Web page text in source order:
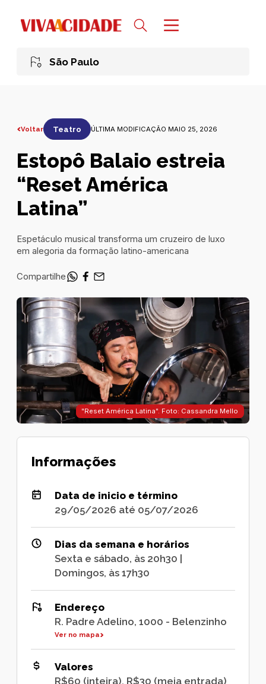
São Paulo
Voltar Teatro ÚLTIMA MODIFICAÇÃO MAIO 25, 2026
Estopô Balaio estreia
“Reset América
Latina”
Espetáculo musical transforma um cruzeiro de luxo
em alegoria da formação latino-americana
Compartilhe
"Reset América Latina". Foto: Cassandra Mello
Informações
Data de inicio e término
29/05/2026 até 05/07/2026
Dias da semana e horários
Sexta e sábado, às 20h30 |
Domingos, às 17h30
Endereço
R. Padre Adelino, 1000 - Belenzinho
Ver no mapa
Valores
R$60 (inteira), R$30 (meia entrada)